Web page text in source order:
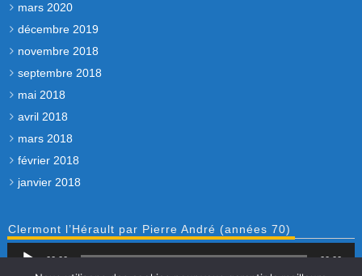
mars 2020
décembre 2019
novembre 2018
septembre 2018
mai 2018
avril 2018
mars 2018
février 2018
janvier 2018
Clermont l’Hérault par Pierre André (années 70)
audio
00:00 00:00